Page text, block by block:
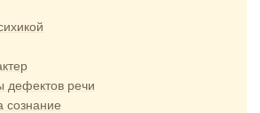
дефектов речи
сознание